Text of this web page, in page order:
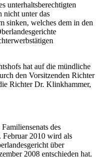
unterhaltsberechtigten
nicht unter das
sinken, welches dem in den
hat auf die mündliche
den Vorsitzenden Richter
Richter Dr. Klinkhammer,
des
Februar 2010 wird als
über
2008 entschieden hat.